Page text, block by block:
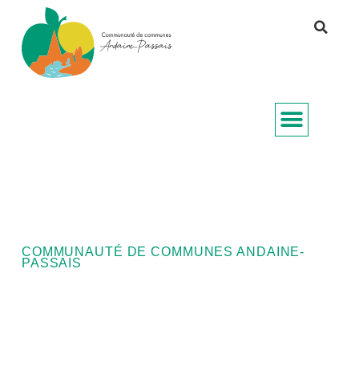
COMMUNAUTÉ DE COMMUNES ANDAINE-
PASSAIS